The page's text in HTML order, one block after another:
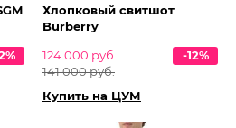
Хлопковый свитшот
Burberry
124 000 руб.
141 000 руб.
-12%
Купить на ЦУМ